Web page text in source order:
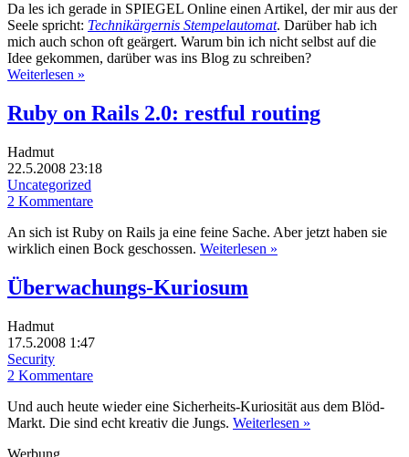
Da les ich gerade in SPIEGEL Online einen Artikel, der mir aus der
Seele spricht: Technikärgernis Stempelautomat. Darüber hab ich
mich auch schon oft geärgert. Warum bin ich nicht selbst auf die
Idee gekommen, darüber was ins Blog zu schreiben?
Weiterlesen »
Ruby on Rails 2.0: restful routing
Hadmut
22.5.2008 23:18
Uncategorized
2 Kommentare
An sich ist Ruby on Rails ja eine feine Sache. Aber jetzt haben sie
wirklich einen Bock geschossen. Weiterlesen »
Überwachungs-Kuriosum
Hadmut
17.5.2008 1:47
Security
2 Kommentare
Und auch heute wieder eine Sicherheits-Kuriosität aus dem Blöd-
Markt. Die sind echt kreativ die Jungs. Weiterlesen »
Werbung